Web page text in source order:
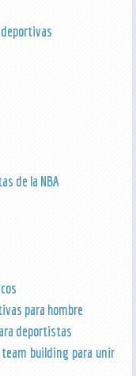
de la NBA
para hombre
deportistas
building para unir